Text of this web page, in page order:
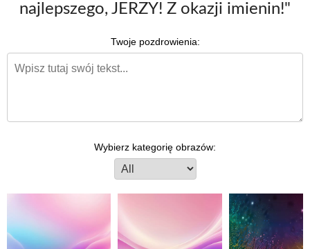
najlepszego, JERZY! Z okazji imienin!"
Twoje pozdrowienia:
Wybierz kategorię obrazów: